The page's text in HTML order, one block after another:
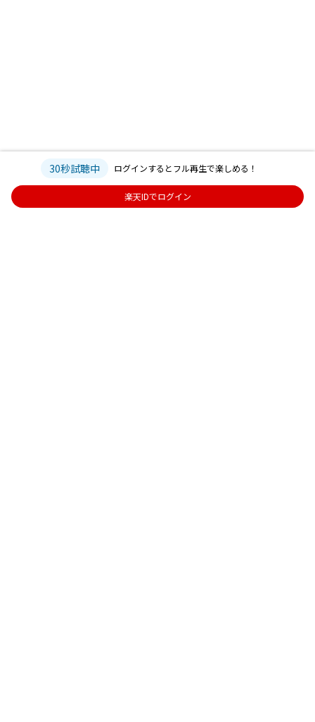
30秒試聴中 ログインするとフル再生で楽しめる！
楽天IDでログイン